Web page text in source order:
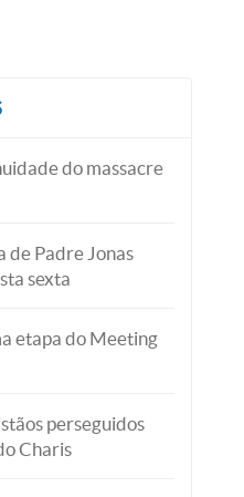
do massacre
de Padre Jonas
sexta
etapa do Meeting
perseguidos
Charis